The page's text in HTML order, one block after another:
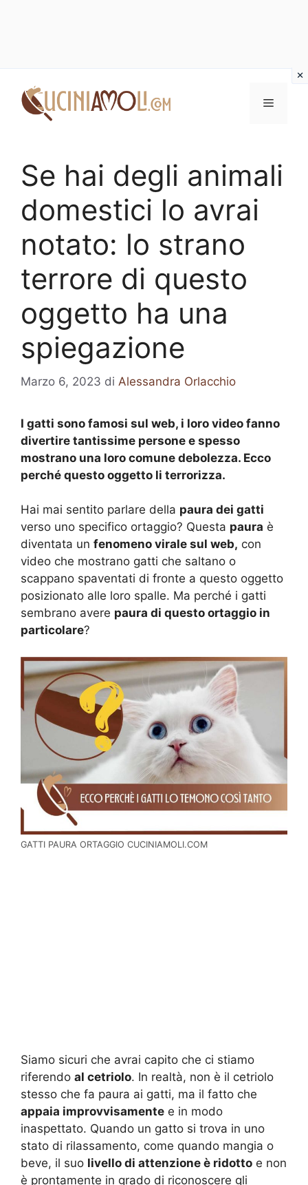
contenuto
Menu
Se hai degli animali
domestici lo avrai
notato: lo strano
terrore di questo
oggetto ha una
spiegazione
Marzo 6, 2023 di Alessandra Orlacchio
I gatti sono famosi sul web, i loro video fanno
divertire tantissime persone e spesso
mostrano una loro comune debolezza. Ecco
perché questo oggetto li terrorizza.
Hai mai sentito parlare della paura dei gatti
verso uno specifico ortaggio? Questa paura è
diventata un fenomeno virale sul web, con
video che mostrano gatti che saltano o
scappano spaventati di fronte a questo oggetto
posizionato alle loro spalle. Ma perché i gatti
sembrano avere paura di questo ortaggio in
particolare?
GATTI PAURA ORTAGGIO CUCINIAMOLI.COM
Siamo sicuri che avrai capito che ci stiamo
riferendo al cetriolo. In realtà, non è il cetriolo
stesso che fa paura ai gatti, ma il fatto che
appaia improvvisamente e in modo
inaspettato. Quando un gatto si trova in uno
stato di rilassamento, come quando mangia o
beve, il suo livello di attenzione è ridotto e non
è prontamente in grado di riconoscere gli